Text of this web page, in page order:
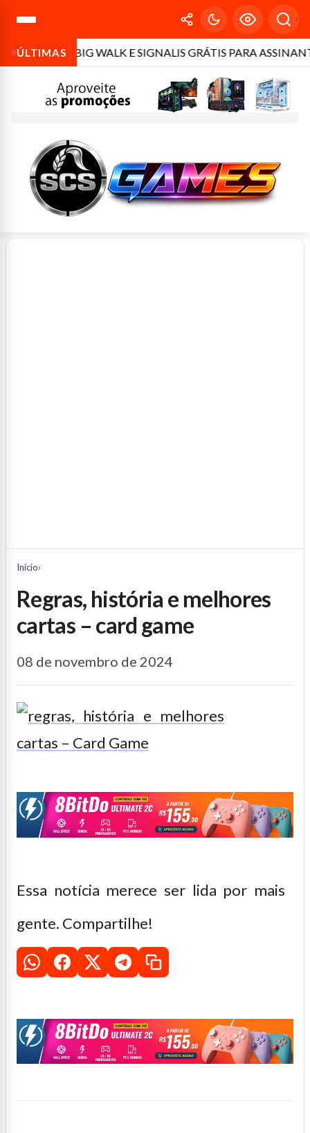
ÚLTIMAS
2, BIG WALK E SIGNALIS GRÁTIS PARA ASSINANTES
Início›
regras, história e melhores
cartas – card game
08 de novembro de 2024
Essa notícia merece ser lida por mais
gente. Compartilhe!